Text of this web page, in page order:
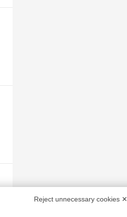
Reject unnecessary cookies ✕